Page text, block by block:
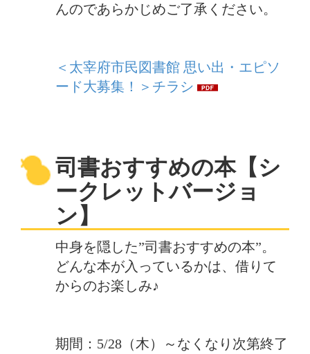
んのであらかじめご了承ください。
＜太宰府市民図書館 思い出・エピソ
ード大募集！＞チラシ
司書おすすめの本【シ
ークレットバージョ
ン】
中身を隠した”司書おすすめの本”。
どんな本が入っているかは、借りて
からのお楽しみ♪
期間：5/28（木）～なくなり次第終了